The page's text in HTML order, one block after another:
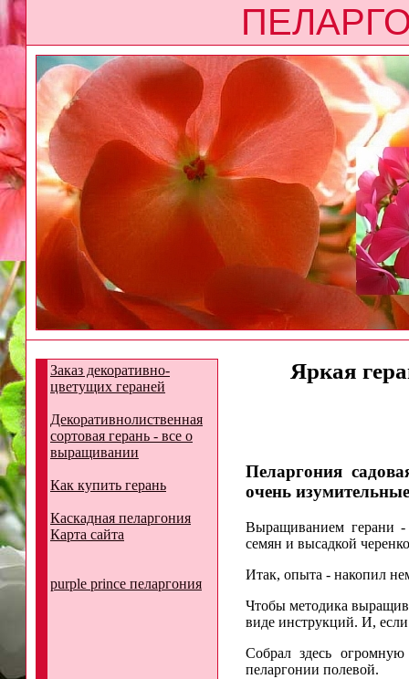
Заказ декоративно-
цветущих гераней
Декоративнолиственная
сортовая герань - все о
выращивании
Как купить герань
Каскадная пеларгония
Карта сайта
purple prince пеларгония
Яркая
Пеларгония
очень
Выращиванием герани -
семян и высадкой
Итак, опыта - накопил
Чтобы методика
виде инструкций. И,
Собрал здесь
пеларгонии полевой.